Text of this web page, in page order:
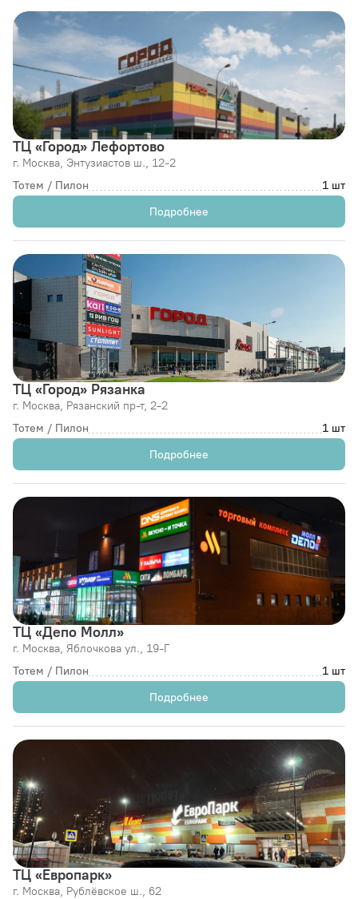
ТЦ «Город» Лефортово
г. Москва, Энтузиастов ш., 12-2
Тотем / Пилон
1 шт
Подробнее
ТЦ «Город» Рязанка
г. Москва, Рязанский пр-т, 2-2
Тотем / Пилон
1 шт
Подробнее
ТЦ «Депо Молл»
г. Москва, Яблочкова ул., 19-Г
Тотем / Пилон
1 шт
Подробнее
ТЦ «Европарк»
г. Москва, Рублёвское ш., 62